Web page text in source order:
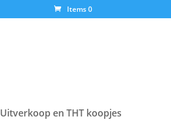
Items 0
Uitverkoop en THT koopjes